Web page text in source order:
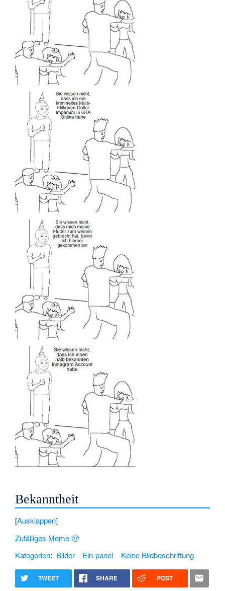
Bekanntheit
Ausklappen
Zufälliges Meme 🤠
Kategorien: Bilder Ein-panel Keine Bildbeschriftung
TWEET SHARE POST